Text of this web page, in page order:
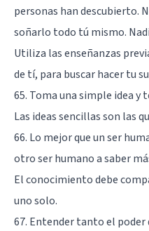
personas han descubierto.
soñarlo todo tú mismo.
Utiliza las enseñanzas
de tí, para buscar hacer tu
65. Toma una simple idea y
Las ideas sencillas son las
66. Lo mejor que un ser
otro ser humano a saber
El conocimiento debe
uno solo.
67. Entender tanto el